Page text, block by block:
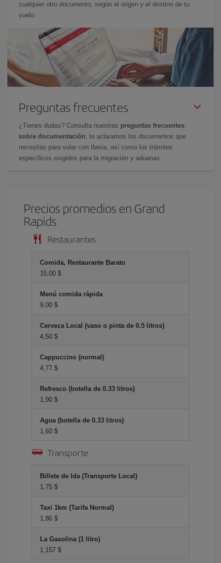
cualquier otro documento, según el origen y el destino de tu
vuelo.
Preguntas frecuentes
¿Tienes dudas? Consulta nuestras preguntas frecuentes
sobre documentación: te aclaramos los documentos que
necesitas para volar con Iberia, así como los trámites
específicos exigidos para la migración y aduanas.
Precios promedios en Grand
Rapids
Restaurantes
Comida, Restaurante Barato
15,00 $
Menú comida rápida
9,00 $
Cerveza Local (vaso o pinta de 0.5 litros)
4,50 $
Cappuccino (normal)
4,77 $
Refresco (botella de 0.33 litros)
1,90 $
Agua (botella de 0.33 litros)
1,60 $
Transporte
Billete de Ida (Transporte Local)
1,75 $
Taxi 1km (Tarifa Normal)
1,86 $
La Gasolina (1 litro)
1,157 $